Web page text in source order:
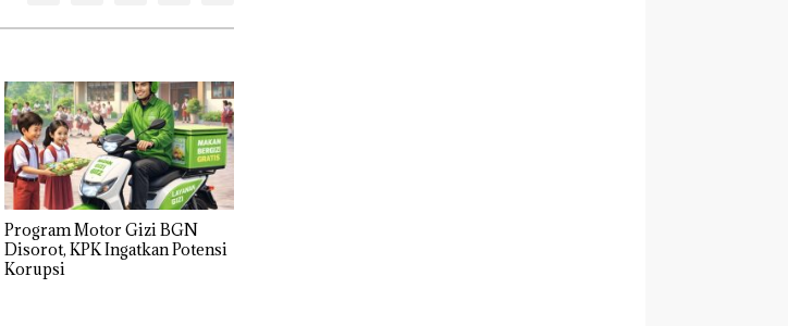
Program Motor Gizi BGN
Disorot, KPK Ingatkan Potensi
Korupsi